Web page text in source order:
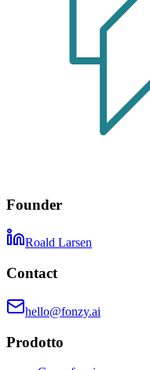
Founder
Roald Larsen
Contact
hello@fonzy.ai
Prodotto